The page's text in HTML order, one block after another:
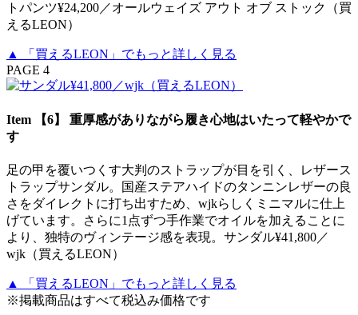
トパンツ¥24,200／オールウェイズ アウト オブ ストック（買
えるLEON）
▲ 「買えるLEON」でもっと詳しく見る
PAGE 4
Item 【6】 重厚感がありながら履き心地はいたって軽やかで
す
足の甲を覆いつくす大判のストラップが目を引く、レザース
トラップサンダル。国産ステアハイドのタンニンレザーの良
さをダイレクトに打ち出すため、wjkらしくミニマルに仕上
げています。さらに1点ずつ手作業でオイルを加えることに
より、独特のヴィンテージ感を表現。サンダル¥41,800／
wjk（買えるLEON）
▲ 「買えるLEON」でもっと詳しく見る
※掲載商品はすべて税込み価格です